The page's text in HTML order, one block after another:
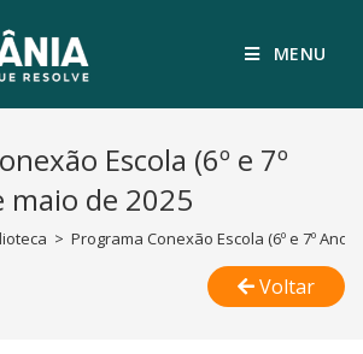
MENU
Escola (6º e 7º
maio de 2025
> Programa Conexão Escola (6º e 7º Ano)
Voltar